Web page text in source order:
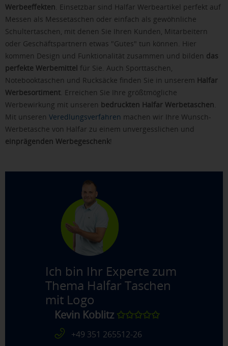
Werbeeffekten . Einsetzbar sind Halfar Werbeartikel perfekt auf
Messen als Messetaschen oder einfach als gewöhnliche
Schultertaschen, mit denen Sie Ihren Kunden, Mitarbeitern
oder Geschäftspartnern etwas "Gutes" tun können. Hier
kommen Design und Funktionalität zusammen und bilden das
perfekte Werbemittel für Sie. Auch Sporttaschen,
Notebooktaschen und Rucksäcke finden Sie in unserem Halfar
Werbesortiment . Erreichen Sie Ihre größtmögliche
Werbewirkung mit unseren bedruckten Halfar Werbetaschen
Mit unseren Veredlungsverfahren machen wir Ihre Wunsch-
Werbetasche von Halfar zu einem unvergesslichen und
einprägenden Werbegeschenk!
Ich bin Ihr Experte zum
Thema Halfar Taschen
mit Logo
Kevin Koblitz ✩✩✩✩✩
+49 351 265512-26